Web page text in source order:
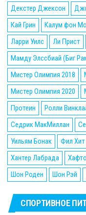
Декстер Джексон
Кай Грин
Калум фон
Ларри Уилс
Ли Прист
Мамду Элссбиай (Биг
Мистер Олимпия 2018
Мистер Олимпия 2020
Протеин
Ролли
Седрик МакМиллан
Уильям Бонак
Фил Хит
Хантер Лабрада
Шон Роден
Шон Рэй
СПОРТИВНОЕ